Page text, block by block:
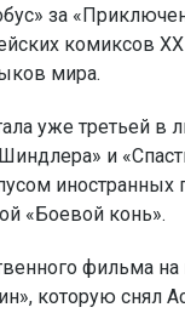
за
комиксов
мира.
уже третьей в
и
иностранных
«Боевой конь».
фильма на
которую снял